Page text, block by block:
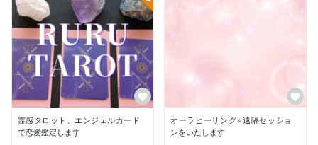
【強力思念伝達・霊視】
万物は意識の一番深い部分(潜在意識)ですべてつながっ
ています
潜在意識には時間と空間という概念がありません
時系列ではなく、過去　現在　未来が同時に存在します
潜在意識には自分と他人(自他)の区別はありません
善悪、虚実の区別もなく、潜在意識に刻まれてことは
無意識の行動として現れます
霊感タロット、エンジェルカード
で恋愛鑑定します
オーラヒーリング⭐遠隔セッショ
ンをいたします